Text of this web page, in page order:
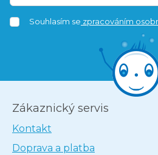
Souhlasím se zpracováním
Zákaznický servis
Kontakt
Doprava a platba